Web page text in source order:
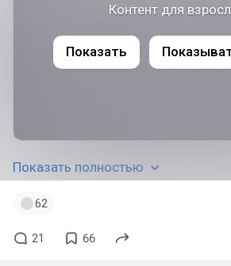
Показать полностью
Контент для
Показать
62
21 66